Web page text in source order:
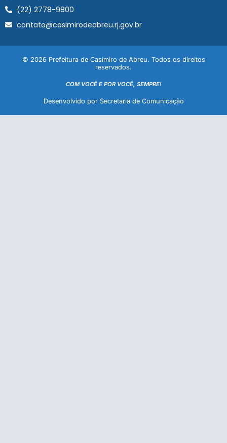
(22) 2778-9800
contato@casimirodeabreu.rj.gov.br
© 2026 Prefeitura de Casimiro de Abreu. Todos os direitos
reservados.
COM VOCÊ E POR VOCÊ, SEMPRE!
Desenvolvido por Secretaria de Comunicação